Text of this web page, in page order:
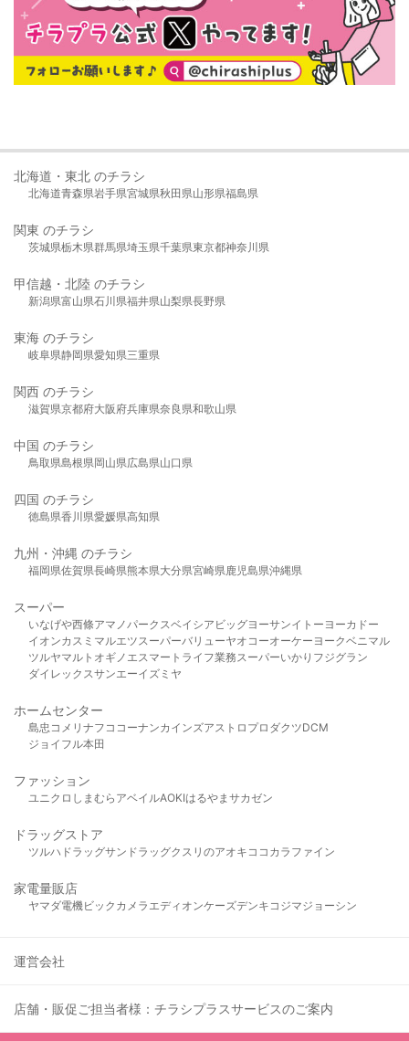
北海道・東北 のチラシ
北海道青森県岩手県宮城県秋田県山形県福島県
関東 のチラシ
茨城県栃木県群馬県埼玉県千葉県東京都神奈川県
甲信越・北陸 のチラシ
新潟県富山県石川県福井県山梨県長野県
東海 のチラシ
岐阜県静岡県愛知県三重県
関西 のチラシ
滋賀県京都府大阪府兵庫県奈良県和歌山県
中国 のチラシ
鳥取県島根県岡山県広島県山口県
四国 のチラシ
徳島県香川県愛媛県高知県
九州・沖縄 のチラシ
福岡県佐賀県長崎県熊本県大分県宮崎県鹿児島県沖縄県
スーパー
いなげや西條アマノパークスベイシア ビッグヨーサンイトーヨーカドー
イオンカスミ マルエツスーパーバリューヤオコーオーケー ヨークベニマル
ツルヤマルト オギノ エスマート ライフ業務スーパーいかり フジグラン
ダイレックスサンエーイズミヤ
ホームセンター
島忠 コメリ ナフコ コーナンカインズアストロプロダクツDCM
ジョイフル本田
ファッション
ユニクロ しまむら アベイルAOKIはるやま サカゼン
ドラッグストア
ツルハドラッグサンドラッグクスリのアオキ ココカラファイン
家電量販店
ヤマダ電機ビックカメラ エディオンケーズデンキ コジマジョーシン
運営会社
店舗・販促ご担当者様：チラシプラスサービスのご案内